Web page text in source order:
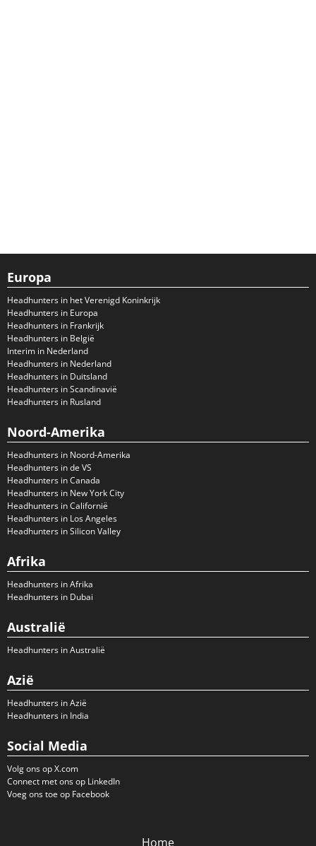
Europa
Headhunters in het Verenigd Koninkrijk
Headhunters in Europa
Headhunters in Frankrijk
Headhunters in België
Interim in Nederland
Headhunters in Nederland
Headhunters in Duitsland
Headhunters in Scandinavië
Headhunters in Rusland
Noord-Amerika
Headhunters in Noord-Amerika
Headhunters in de VS
Headhunters in Canada
Headhunters in New York City
Headhunters in Californië
Headhunters in Los Angeles
Headhunters in Silicon Valley
Afrika
Headhunters in Afrika
Headhunters in Dubai
Australië
Headhunters in Australië
Azië
Headhunters in Azië
Headhunters in India
Social Media
Volg ons op X.com
Connect met ons op LinkedIn
Voeg ons toe op Facebook
Home